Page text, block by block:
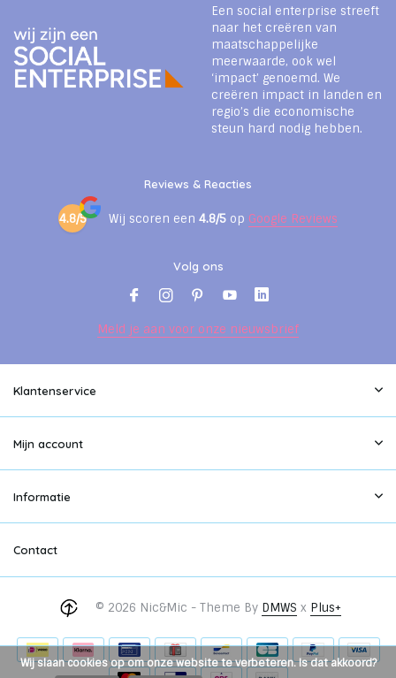
Een social enterprise streeft
naar het creëren van
maatschappelijke
meerwaarde, ook wel
‘impact’ genoemd. We
creëren impact in landen en
regio’s die economische
steun hard nodig hebben.
Reviews & Reacties
4.8/5 Wij scoren een 4.8/5 op Google Reviews
Volg ons
Meld je aan voor onze nieuwsbrief
Klantenservice
Mijn account
Informatie
Contact
© 2026 Nic&Mic - Theme By DMWS x Plus+
Wij slaan cookies op om onze website te verbeteren. Is dat akkoord?